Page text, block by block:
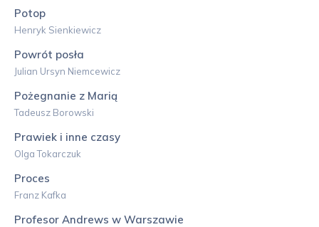
Potop
Henryk Sienkiewicz
Powrót posła
Julian Ursyn Niemcewicz
Pożegnanie z Marią
Tadeusz Borowski
Prawiek i inne czasy
Olga Tokarczuk
Proces
Franz Kafka
Profesor Andrews w Warszawie